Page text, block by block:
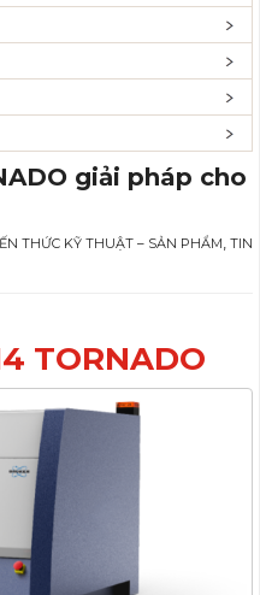
giải pháp cho
THỨC KỸ THUẬT – SẢN PHẨM TIN
TORNADO